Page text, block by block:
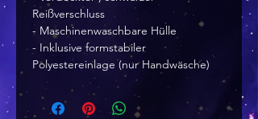
Reißverschluss
- Maschinenwaschbare Hülle
- Inklusive formstabiler
Polyestereinlage (nur Handwäsche)